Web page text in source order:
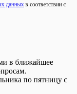
данных в соответствии с
в ближайшее
по пятницу с